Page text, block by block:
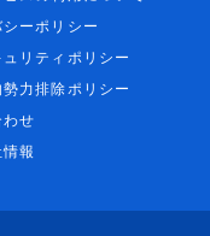
ーポリシー
リティポリシー
力排除ポリシー
せ
報